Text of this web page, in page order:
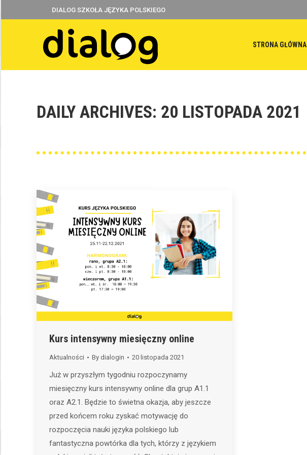
DIALOG SZKOŁA JĘZYKA POLSKIEGO
STRONA GŁÓWNA
DAILY ARCHIVES: 20 LISTOPADA 2021
Kurs intensywny miesięczny online
Aktualności By dialogin 20 listopada 2021
Już w przyszłym tygodniu rozpoczynamy
miesięczny kurs intensywny online dla grup A1.1
oraz A2.1. Będzie to świetna okazja, aby jeszcze
przed końcem roku zyskać motywację do
rozpoczęcia nauki języka polskiego lub
fantastyczna powtórka dla tych, którzy z językiem